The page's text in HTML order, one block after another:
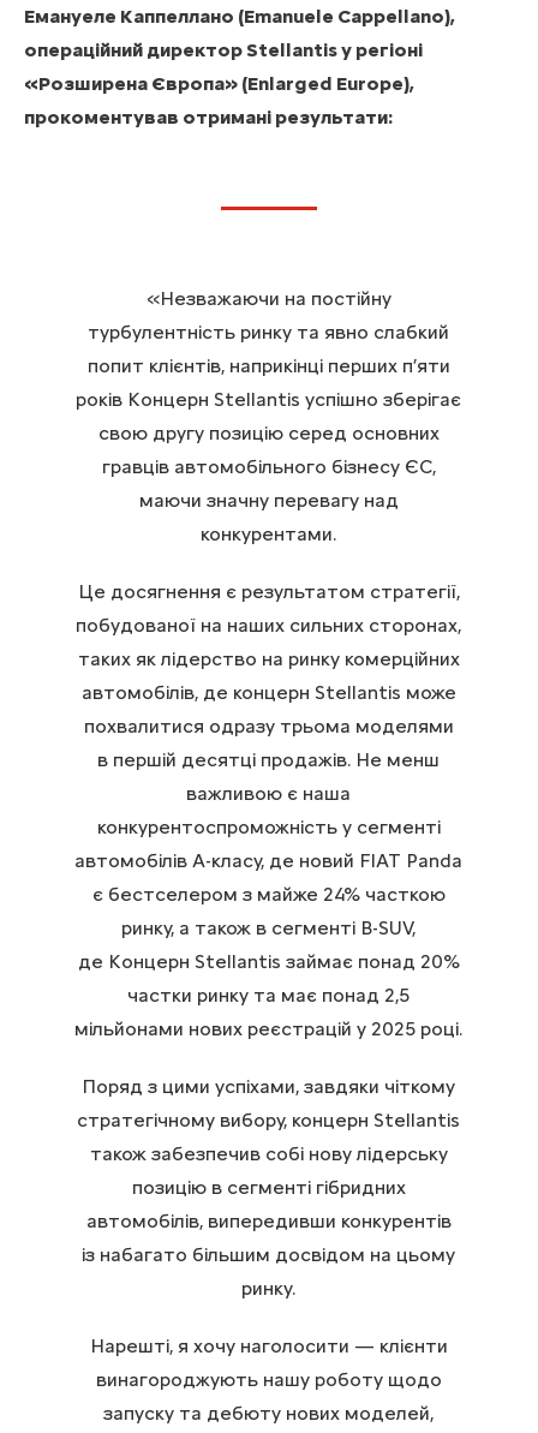
Емануеле Каппеллано (Emanuele Cappellano),
операційний директор Stellantis у регіоні
«Розширена Європа» (Enlarged Europe),
прокоментував отримані результати:
«Незважаючи на постійну
турбулентність ринку та явно слабкий
попит клієнтів, наприкінці перших п’яти
років Концерн Stellantis успішно зберігає
свою другу позицію серед основних
гравців автомобільного бізнесу ЄС,
маючи значну перевагу над
конкурентами.
Це досягнення є результатом стратегії,
побудованої на наших сильних сторонах,
таких як лідерство на ринку комерційних
автомобілів, де концерн Stellantis може
похвалитися одразу трьома моделями
в першій десятці продажів. Не менш
важливою є наша
конкурентоспроможність у сегменті
автомобілів A-класу, де новий FIAT Panda
є бестселером з майже 24% часткою
ринку, а також в сегменті B-SUV,
де Концерн Stellantis займає понад 20%
частки ринку та має понад 2,5
мільйонами нових реєстрацій у 2025 році.
Поряд з цими успіхами, завдяки чіткому
стратегічному вибору, концерн Stellantis
також забезпечив собі нову лідерську
позицію в сегменті гібридних
автомобілів, випередивши конкурентів
із набагато більшим досвідом на цьому
ринку.
Нарешті, я хочу наголосити — клієнти
винагороджують нашу роботу щодо
запуску та дебюту нових моделей,